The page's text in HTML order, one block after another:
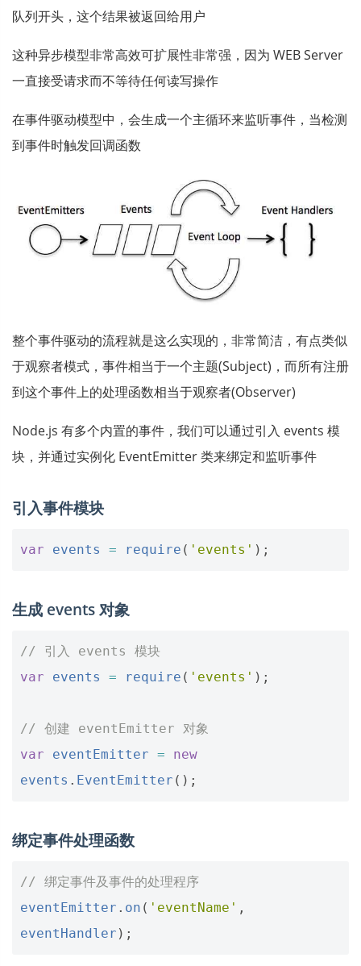
队列开头，这个结果被返回给用户
这种异步模型非常高效可扩展性非常强，因为 WEB Server
一直接受请求而不等待任何读写操作
在事件驱动模型中，会生成一个主循环来监听事件，当检测
到事件时触发回调函数
整个事件驱动的流程就是这么实现的，非常简洁，有点类似
于观察者模式，事件相当于一个主题(Subject)，而所有注册
到这个事件上的处理函数相当于观察者(Observer)
Node.js 有多个内置的事件，我们可以通过引入 events 模
块，并通过实例化 EventEmitter 类来绑定和监听事件
引入事件模块
var events = require ( 'events' );
生成 events 对象
// 引入 events 模块
var
events = require ( 'events' );
// 创建 eventEmitter 对象
var
eventEmitter =
new
events . EventEmitter ();
绑定事件处理函数
// 绑定事件及事件的处理程序
eventEmitter . on ( 'eventName' ,
eventHandler );